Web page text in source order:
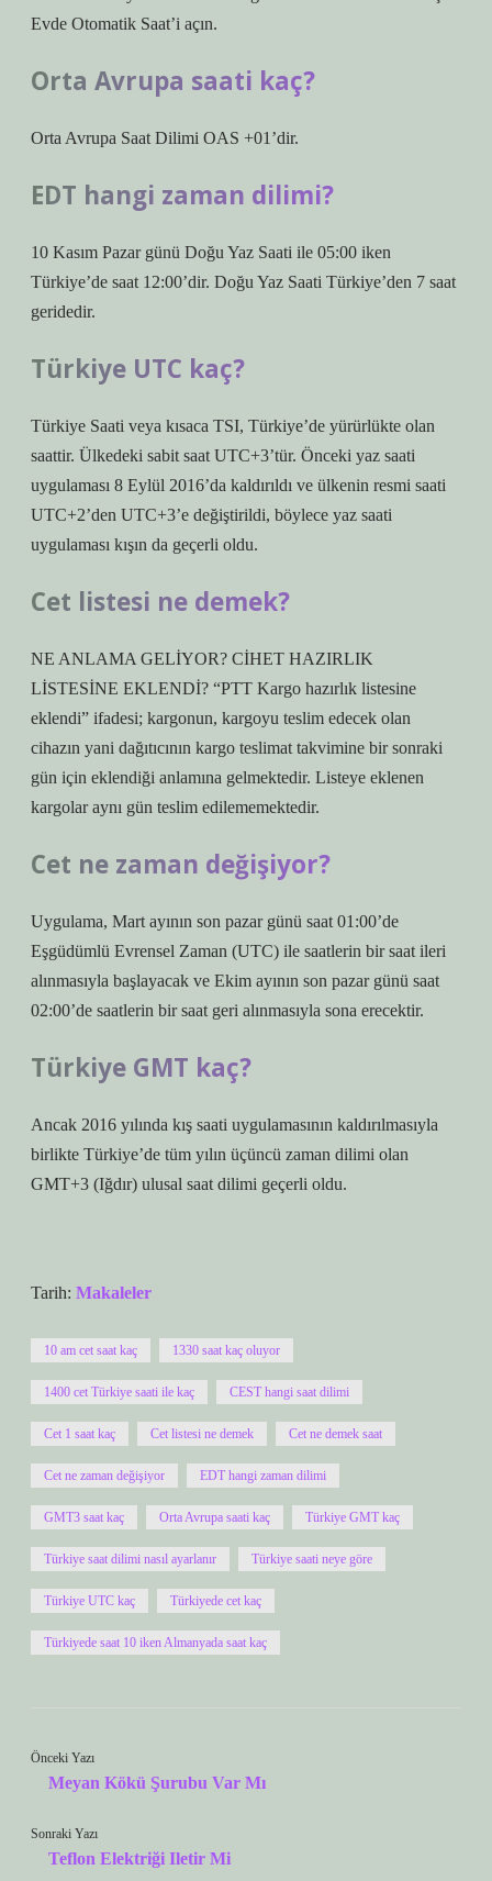
Evde Otomatik Saat’i açın.
Orta Avrupa saati kaç?
Orta Avrupa Saat Dilimi OAS +01’dir.
EDT hangi zaman dilimi?
10 Kasım Pazar günü Doğu Yaz Saati ile 05:00 iken
Türkiye’de saat 12:00’dir. Doğu Yaz Saati Türkiye’den 7 saat
geridedir.
Türkiye UTC kaç?
Türkiye Saati veya kısaca TSI, Türkiye’de yürürlükte olan
saattir. Ülkedeki sabit saat UTC+3’tür. Önceki yaz saati
uygulaması 8 Eylül 2016’da kaldırıldı ve ülkenin resmi saati
UTC+2’den UTC+3’e değiştirildi, böylece yaz saati
uygulaması kışın da geçerli oldu.
Cet listesi ne demek?
NE ANLAMA GELİYOR? CİHET HAZIRLIK
LİSTESİNE EKLENDİ? “PTT Kargo hazırlık listesine
eklendi” ifadesi; kargonun, kargoyu teslim edecek olan
cihazın yani dağıtıcının kargo teslimat takvimine bir sonraki
gün için eklendiği anlamına gelmektedir. Listeye eklenen
kargolar aynı gün teslim edilememektedir.
Cet ne zaman değişiyor?
Uygulama, Mart ayının son pazar günü saat 01:00’de
Eşgüdümlü Evrensel Zaman (UTC) ile saatlerin bir saat ileri
alınmasıyla başlayacak ve Ekim ayının son pazar günü saat
02:00’de saatlerin bir saat geri alınmasıyla sona erecektir.
Türkiye GMT kaç?
Ancak 2016 yılında kış saati uygulamasının kaldırılmasıyla
birlikte Türkiye’de tüm yılın üçüncü zaman dilimi olan
GMT+3 (Iğdır) ulusal saat dilimi geçerli oldu.
Tarih: Makaleler
10 am cet saat kaç 1330 saat kaç oluyor
1400 cet Türkiye saati ile kaç CEST hangi saat dilimi
Cet 1 saat kaç Cet listesi ne demek Cet ne demek saat
Cet ne zaman değişiyor EDT hangi zaman dilimi
GMT3 saat kaç Orta Avrupa saati kaç Türkiye GMT kaç
Türkiye saat dilimi nasıl ayarlanır Türkiye saati neye göre
Türkiye UTC kaç Türkiyede cet kaç
Türkiyede saat 10 iken Almanyada saat kaç
Önceki Yazı
Meyan Kökü Şurubu Var Mı
Sonraki Yazı
Teflon Elektriği Iletir Mi